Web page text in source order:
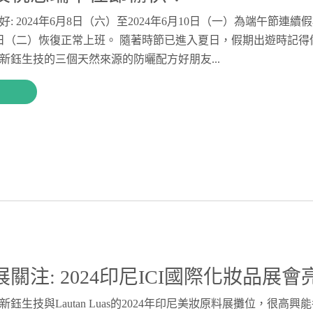
: 2024年6月8日（六）至2024年6月10日（一）為端午節連續
（二）恢復正常上班。 隨著時節已進入夏日，假期出遊時記
鈺生技的三個天然來源的防曬配方好朋友...
關注: 2024印尼ICI國際化妝品展會
鈺生技與Lautan Luas的2024年印尼美妝原料展攤位，很高興